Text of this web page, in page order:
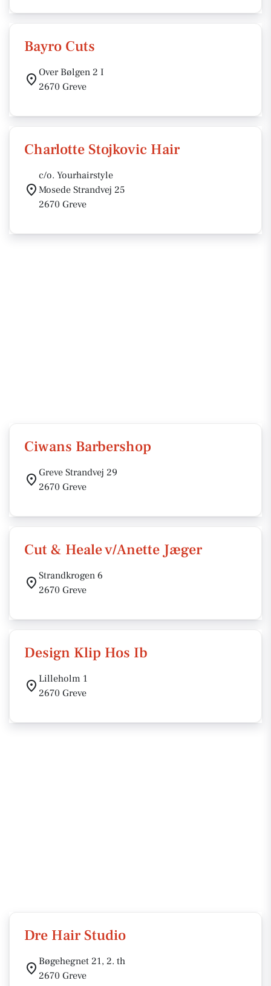
Bayro Cuts
Over Bølgen 2 I
2670 Greve
Charlotte Stojkovic Hair
c/o. Yourhairstyle
Mosede Strandvej 25
2670 Greve
Ciwans Barbershop
Greve Strandvej 29
2670 Greve
Cut & Heale v/Anette Jæger
Strandkrogen 6
2670 Greve
Design Klip Hos Ib
Lilleholm 1
2670 Greve
Dre Hair Studio
Bøgehegnet 21, 2. th
2670 Greve